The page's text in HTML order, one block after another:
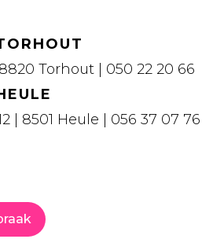
Torhout | 050 22 20 66
| 8501 Heule | 056 37 07 76